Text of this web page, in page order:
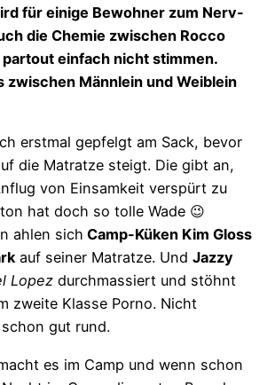
für einige Bewohner zum Nerv-
die Chemie zwischen Rocco
partout einfach nicht stimmen.
zwischen Männlein und Weiblein
erstmal gepfelgt am Sack, bevor
die Matratze steigt. Die gibt an,
von Einsamkeit verspürt zu
hat doch so tolle Wade 😉
ahlen sich Camp-Küken Kim Gloss
auf seiner Matratze. Und Jazzy
Lopez durchmassiert und stöhnt
zweite Klasse Porno. Nicht
gut rund.
es im Camp und wenn schon